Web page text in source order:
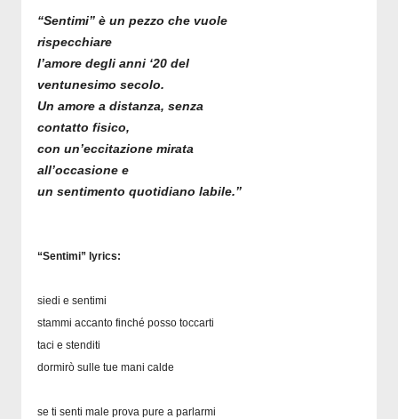
“Sentimi” è un pezzo che vuole
rispecchiare
l’amore degli anni ‘20 del
ventunesimo secolo.
Un amore a distanza, senza
contatto fisico,
con un’eccitazione mirata
all’occasione e
un sentimento quotidiano labile.”
“Sentimi” lyrics:
siedi e sentimi
stammi accanto finché posso toccarti
taci e stenditi
dormirò sulle tue mani calde
se ti senti male prova pure a parlarmi